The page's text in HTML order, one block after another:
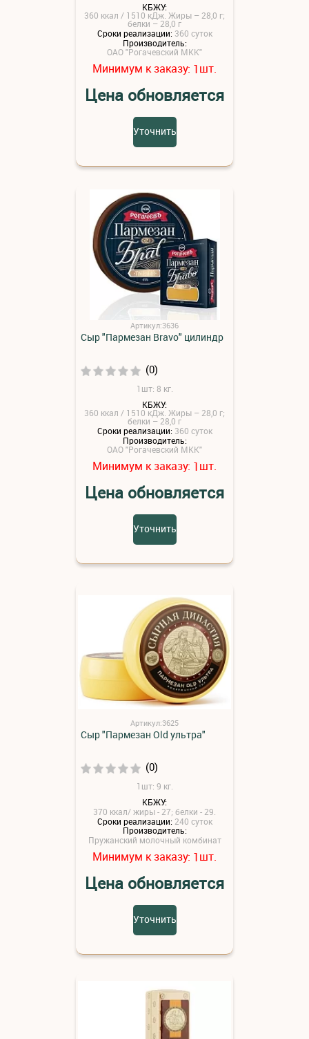
КБЖУ:
360 ккал / 1510 кДж. Жиры – 28,0 г;
белки – 28,0 г
Сроки реализации: 360 суток
Производитель:
ОАО "Рогачевский МКК"
Минимум к заказу: 1шт.
Цена обновляется
Уточнить
Артикул:3636
Сыр "Пармезан Bravo" цилиндр
(0)
1шт: 8 кг.
КБЖУ:
360 ккал / 1510 кДж. Жиры – 28,0 г;
белки – 28,0 г
Сроки реализации: 360 суток
Производитель:
ОАО "Рогачевский МКК"
Минимум к заказу: 1шт.
Цена обновляется
Уточнить
Артикул:3625
Сыр "Пармезан Old ультра"
(0)
1шт: 9 кг.
КБЖУ:
370 ккал/ жиры - 27; белки - 29.
Сроки реализации: 240 суток
Производитель:
Пружанский молочный комбинат
Минимум к заказу: 1шт.
Цена обновляется
Уточнить